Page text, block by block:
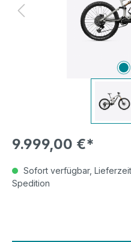
9.999,00 €*
Sofort verfügbar,
Spedition